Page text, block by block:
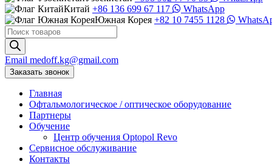
Китай +86 136 699 67 117
WhatsApp
Южная Корея +82 10 7455 1128
Поиск
товаров
Email medoff.kg@gmail.com
Заказать звонок
Главная
Офтальмологическое / оптическое оборудование
Партнеры
Обучение
Центр обучения Оptopol Revo
Сервисное обслуживание
Контакты